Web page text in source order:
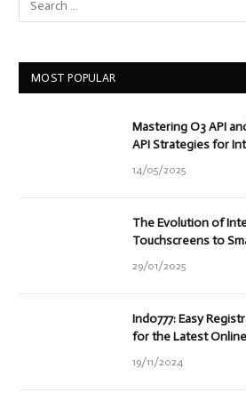
MOST POPULAR
Mastering O3 API
API Strategies for
14/05/2025
The Evolution of
Touchscreens to
29/01/2025
Indo777: Easy
for the Latest
19/11/2024